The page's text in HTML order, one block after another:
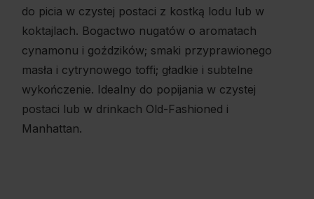
do picia w czystej postaci z kostką lodu lub w
koktajlach. Bogactwo nugatów o aromatach
cynamonu i goździków; smaki przyprawionego
masła i cytrynowego toffi; gładkie i subtelne
wykończenie. Idealny do popijania w czystej
postaci lub w drinkach Old-Fashioned i
Manhattan.